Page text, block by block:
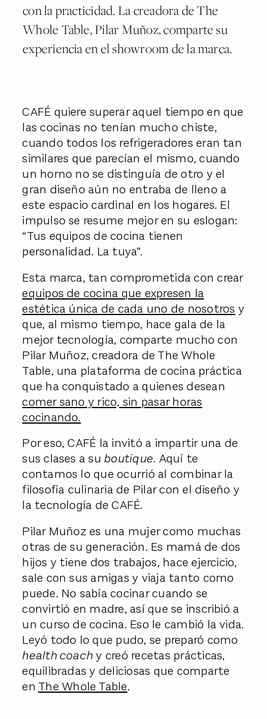
con la practicidad. La creadora de The
Whole Table, Pilar Muñoz, comparte su
experiencia en el showroom de la marca.
CAFÉ quiere superar aquel tiempo en que
las cocinas no tenían mucho chiste,
cuando todos los refrigeradores eran tan
similares que parecían el mismo, cuando
un horno no se distinguía de otro y el
gran diseño aún no entraba de lleno a
este espacio cardinal en los hogares. El
impulso se resume mejor en su eslogan:
“Tus equipos de cocina tienen
personalidad. La tuya”.
Esta marca, tan comprometida con crear
equipos de cocina que expresen la
estética única de cada uno de nosotros y
que, al mismo tiempo, hace gala de la
mejor tecnología, comparte mucho con
Pilar Muñoz, creadora de The Whole
Table, una plataforma de cocina práctica
que ha conquistado a quienes desean
comer sano y rico, sin pasar horas
cocinando.
Por eso, CAFÉ la invitó a impartir una de
sus clases a suboutique. Aquí te
contamos lo que ocurrió al combinar la
filosofía culinaria de Pilar con el diseño y
la tecnología de CAFÉ.
Pilar Muñoz es una mujer como muchas
otras de su generación. Es mamá de dos
hijos y tiene dos trabajos, hace ejercicio,
sale con sus amigas y viaja tanto como
puede. No sabía cocinar cuando se
convirtió en madre, así que se inscribió a
un curso de cocina. Eso le cambió la vida.
Leyó todo lo que pudo, se preparó como
health coach y creó recetas prácticas,
equilibradas y deliciosas que comparte
en The Whole Table.